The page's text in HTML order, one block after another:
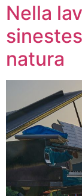
Nella
natura